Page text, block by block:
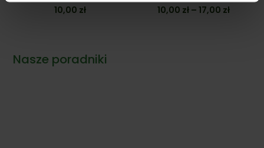
10,00 zł
10,00 zł – 17,00 złZakres
Nasze poradniki